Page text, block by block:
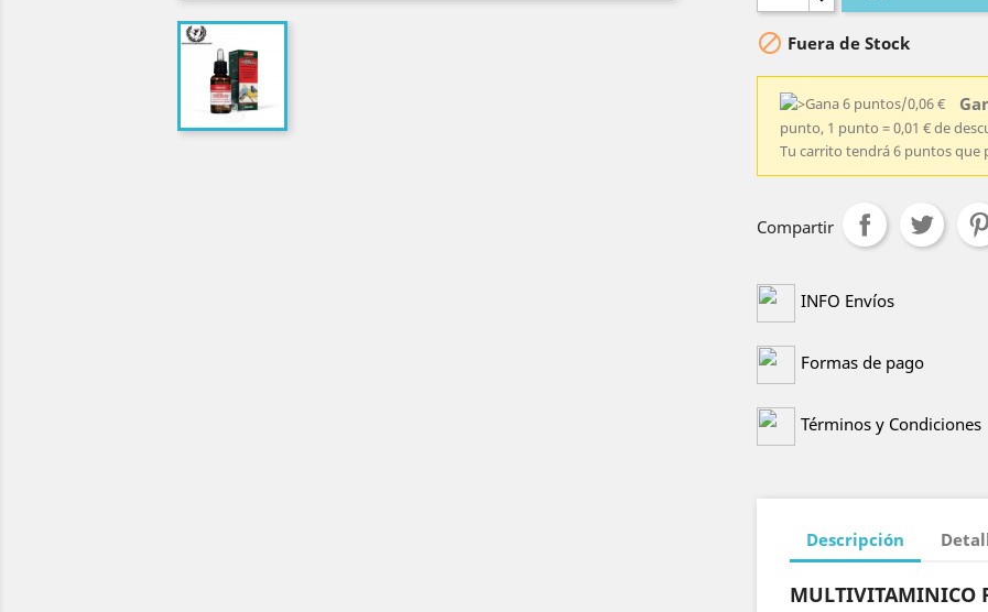
 Fuera de Stock
punto, 1 punto = 0,01 € de
Tu carrito tendrá 6 puntos que
Compartir
INFO Envíos
Formas de pago
Términos y Condiciones
Descripción
MULTIVITAMINICO